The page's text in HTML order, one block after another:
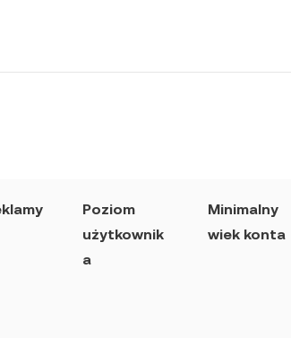
Poziom
użytkownik
a
Minimalny
wiek konta